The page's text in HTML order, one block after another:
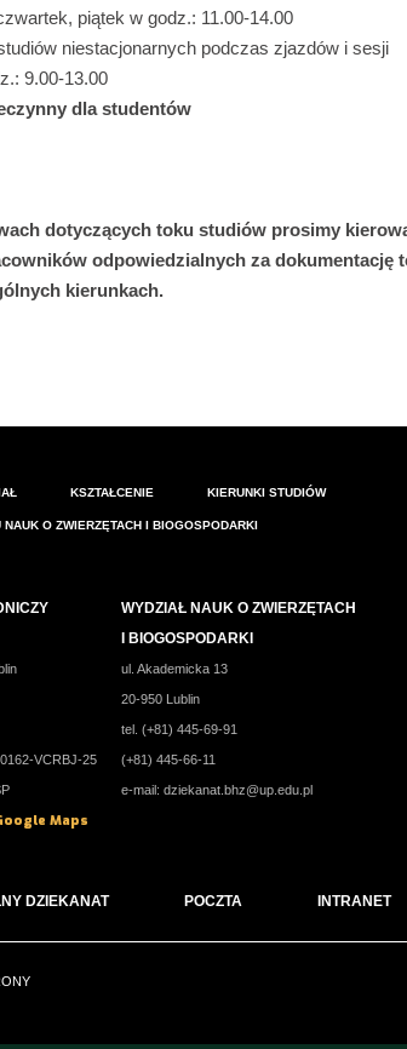
piątek w godz.: 11.00-14.00
niestacjonarnych podczas zjazdów i sesji
9.00-13.00
dla studentów
dotyczących toku studiów prosimy
odpowiedzialnych za dokumentację
kierunkach.
KSZTAŁCENIE KIERUNKI STUDIÓW
NAUK O ZWIERZĘTACH I BIOGOSPODARKI
VCRBJ-25
Maps
WYDZIAŁ NAUK O ZWIERZĘTACH
I BIOGOSPODARKI
ul. Akademicka 13
20-950 Lublin
tel. (+81) 445-69-91
(+81) 445-66-11
e-mail:dziekanat.bhz@up.edu.pl
DZIEKANAT POCZTA INTRANET